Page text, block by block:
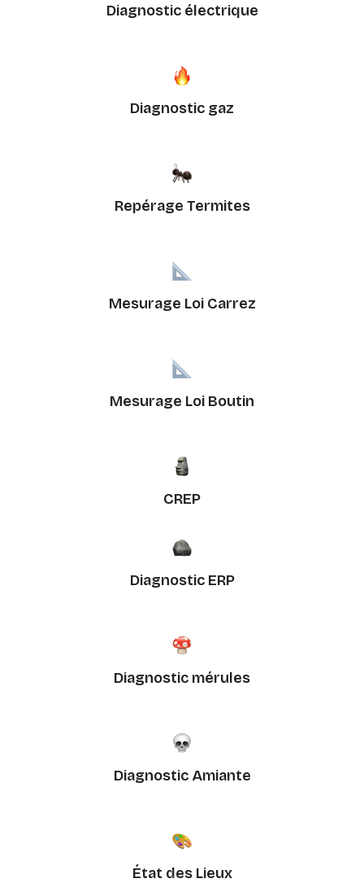
Diagnostic électrique
Diagnostic gaz
Repérage Termites
Mesurage Loi Carrez
Mesurage Loi Boutin
CREP
Diagnostic ERP
Diagnostic mérules
Diagnostic Amiante
État des Lieux